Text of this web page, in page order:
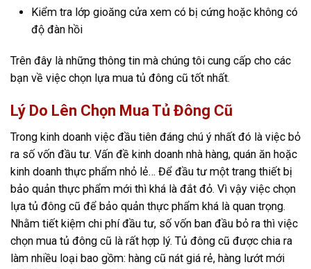
Kiểm tra lớp gioăng cửa xem có bị cứng hoặc không có
độ đàn hồi
Trên đây là những thông tin mà chúng tôi cung cấp cho các
bạn về việc chọn lựa mua tủ đông cũ tốt nhất.
Lý Do Lên Chọn Mua Tủ Đông Cũ
Trong kinh doanh việc đầu tiên đáng chú ý nhất đó là việc bỏ
ra số vốn đầu tư. Vấn đề kinh doanh nhà hàng, quán ăn hoặc
kinh doanh thực phẩm nhỏ lẻ… Để đầu tư một trang thiết bị
bảo quản thực phẩm mới thì khá là đắt đỏ. Vì vậy việc chọn
lựa tủ đông cũ để bảo quản thực phẩm khá là quan trọng.
Nhằm tiết kiệm chi phí đầu tư, số vốn ban đầu bỏ ra thì việc
chọn mua tủ đông cũ là rất hợp lý. Tủ đông cũ được chia ra
làm nhiều loại bao gồm: hàng cũ nát giá rẻ, hàng lướt mới